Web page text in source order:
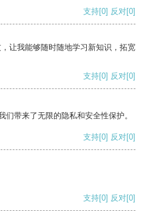
支持[0] 反对[0]
让我能够随时随地学习新知识，拓宽
支持[0] 反对[0]
带来了无限的隐私和安全性保护。
支持[0] 反对[0]
支持[0] 反对[0]